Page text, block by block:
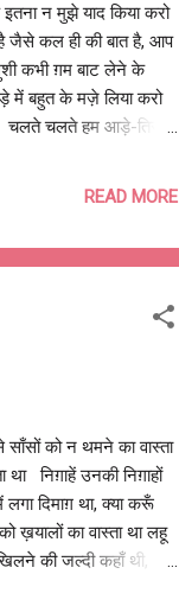
न मुझे याद किया करो
है जैसे कल ही की बात है, आप
कभी ग़म बाट लेने के
में बहुत के मज़े लिया करो
चलते चलते हम आड़े-तिरछे
है, भौरों को भी
READ MORE
को न थमने का वास्ता
निग़ाहें उनकी निग़ाहों
दिमाग़ था, क्या करूँ
ख़यालों का वास्ता था लहू
की जल्दी कहाँ थी,